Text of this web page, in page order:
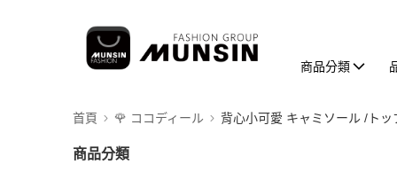
商品分類
首頁 🌹 ココディール 背心小可愛 キャミソール /トッ
商品分類